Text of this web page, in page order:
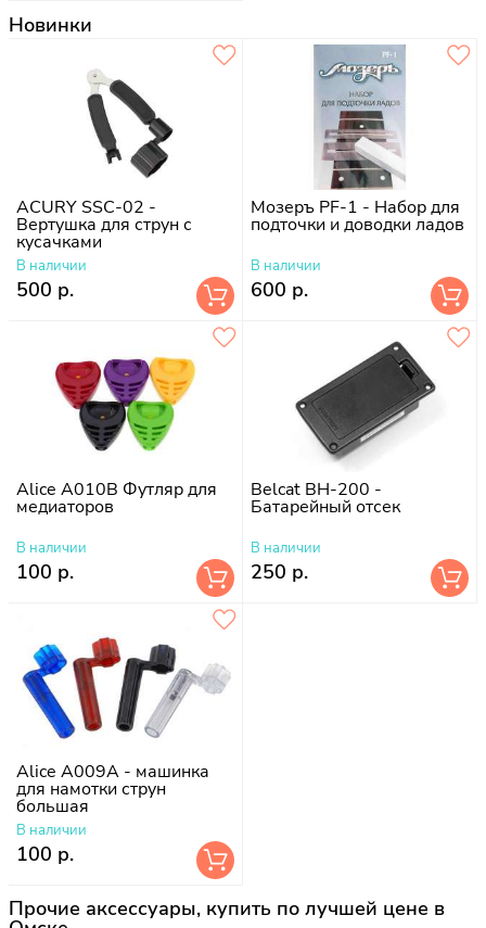
Новинки
ACURY SSC-02 -
Вертушка для струн с
кусачками
В наличии
500 р.
Мозеръ PF-1 - Набор для
подточки и доводки ладов
В наличии
600 р.
Alice A010B Футляр для
медиаторов
В наличии
100 р.
Belcat BH-200 -
Батарейный отсек
В наличии
250 р.
Alice A009A - машинка
для намотки струн
большая
В наличии
100 р.
Прочие аксессуары, купить по лучшей цене в